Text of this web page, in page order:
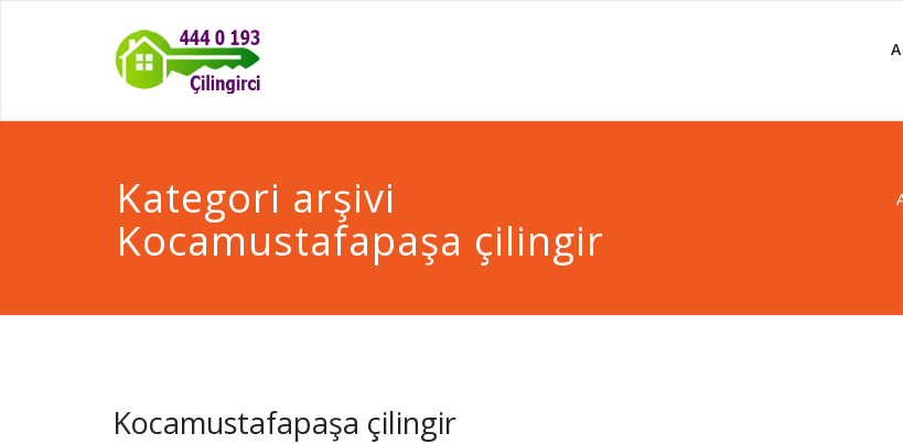
Kategori arşivi
Kocamustafapaşa çilingir
Kocamustafapaşa çilingir